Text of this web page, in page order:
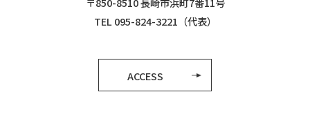
TEL 095-824-3221（代表）
ACCESS